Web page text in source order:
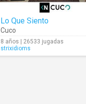
Lo Que Siento
Cuco
8 años | 26533 jugadas
strixidioms